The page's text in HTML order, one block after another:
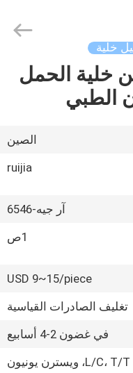
خلية
خلية الحمل
الطبي
الصين
ruijia
آر جيه-6546
1ص
USD 9~15/piece
تغليف الصادرات القياسية
في غضون 2-4 أسابيع
L/C، T/T، ويسترن يونيون